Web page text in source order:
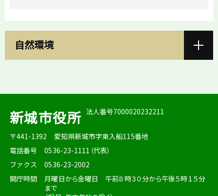
自然環境
新城市役所 法人番号7000020232211
〒441-1392
愛知県新城市字東入船115番地
電話番号
0536-23-1111（代表）
ファクス
0536-23-2002
開庁時間
月曜日から金曜日 午前８時３０分から午後５時１５分
まで